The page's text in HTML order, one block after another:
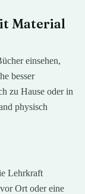
Material
einsehen,
besser
zu Hause oder in
physisch
Lehrkraft
Ort oder eine